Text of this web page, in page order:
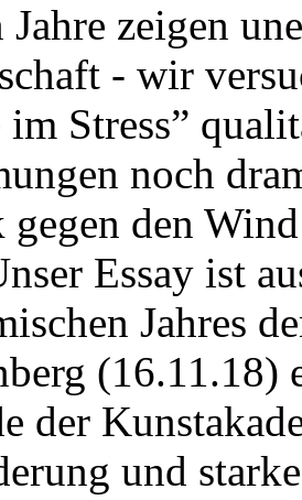
zeigen
- wir
im Stress”
noch
den
Essay ist
Jahres
(16.11.18)
der
und